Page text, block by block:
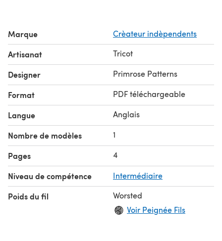
Marque Crèateur indèpendents
Artisanat Tricot
Designer Primrose Patterns
Format PDF téléchargeable
Langue Anglais
Nombre de modèles 1
Pages 4
Niveau de compétence Intermédiaire
Poids du fil
Worsted
Voir Peignée Fils